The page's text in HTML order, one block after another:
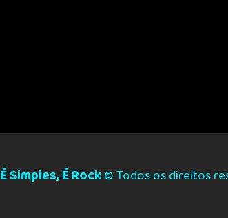
Simples, É Rock© Todos os direitos